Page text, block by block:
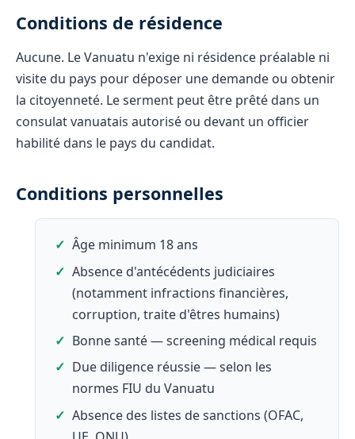
Conditions de résidence
Aucune. Le Vanuatu n'exige ni résidence préalable ni
visite du pays pour déposer une demande ou obtenir
la citoyenneté. Le serment peut être prêté dans un
consulat vanuatais autorisé ou devant un officier
habilité dans le pays du candidat.
Conditions personnelles
Âge minimum 18 ans
Absence d'antécédents judiciaires
(notamment infractions financières,
corruption, traite d'êtres humains)
Bonne santé — screening médical requis
Due diligence réussie — selon les
normes FIU du Vanuatu
Absence des listes de sanctions (OFAC,